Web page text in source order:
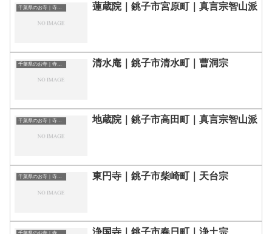
千葉県のお寺｜寺院一覧 蓮蔵院｜銚子市宮原町｜真言宗智山派
千葉県のお寺｜寺院一覧 清水庵｜銚子市清水町｜曹洞宗
千葉県のお寺｜寺院一覧 地蔵院｜銚子市高田町｜真言宗智山派
千葉県のお寺｜寺院一覧 東円寺｜銚子市柴崎町｜天台宗